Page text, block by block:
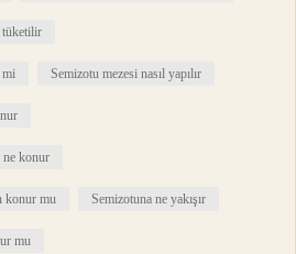
tüketilir
mi Semizotu mezesi nasıl yapılır
ne konur
konur mu Semizotuna ne yakışır
mu